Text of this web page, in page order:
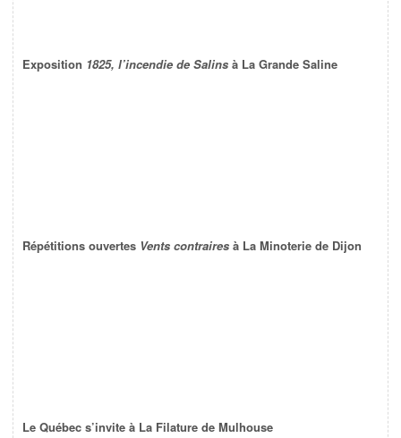
Exposition 1825, l’incendie de Salins à La Grande Saline
Répétitions ouvertes Vents contraires à La Minoterie de Dijon
Le Québec s’invite à La Filature de Mulhouse